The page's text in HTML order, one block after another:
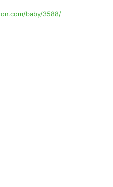
baby/3588/